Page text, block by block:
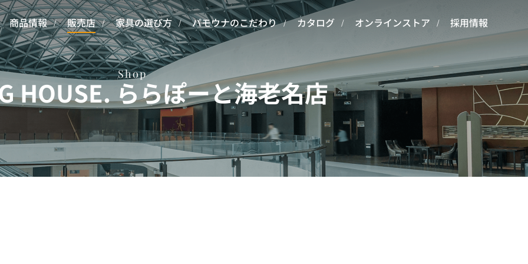
商品情報 販売店 家具の選び方 パモウナのこだわり カタログ オンラインストア 採用情報
Shop
HOUSE. ららぽーと海老名店